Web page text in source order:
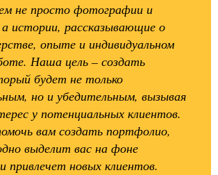
не просто фотографии и
а истории, рассказывающие о
опыте и индивидуальном
Наша цель – создать
будет не только
но и убедительным, вызывая
у потенциальных клиентов.
вам создать портфолио,
выделит вас на фоне
привлечет новых клиентов.